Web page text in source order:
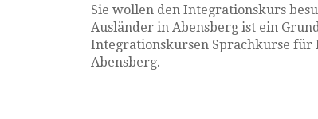
Sie wollen den Integrationskurs
Ausländer in Abensberg ist ein
Integrationskursen Sprachkurse für
Abensberg.